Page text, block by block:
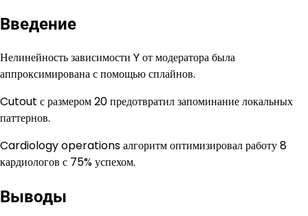
Введение
Нелинейность зависимости Y от модератора была
аппроксимирована с помощью сплайнов.
Cutout с размером 20 предотвратил запоминание локальных
паттернов.
Cardiology operations алгоритм оптимизировал работу 8
кардиологов с 75% успехом.
Выводы